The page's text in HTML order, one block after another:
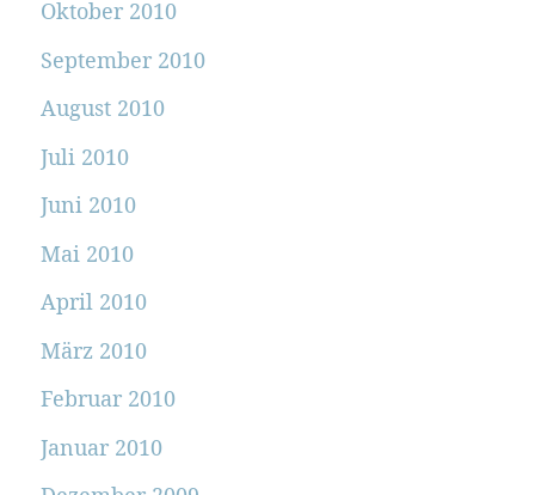
Oktober 2010
September 2010
August 2010
Juli 2010
Juni 2010
Mai 2010
April 2010
März 2010
Februar 2010
Januar 2010